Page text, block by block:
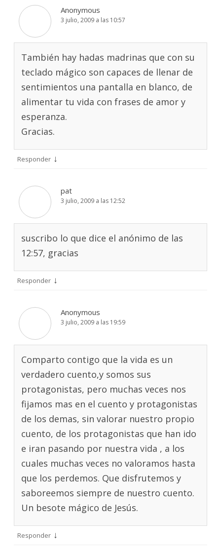
Anonymous
3 julio, 2009 a las 10:57
También hay hadas madrinas que con su
teclado mágico son capaces de llenar de
sentimientos una pantalla en blanco, de
alimentar tu vida con frases de amor y
esperanza.
Gracias.
Responder ↓
pat
3 julio, 2009 a las 12:52
suscribo lo que dice el anónimo de las
12:57, gracias
Responder ↓
Anonymous
3 julio, 2009 a las 19:59
Comparto contigo que la vida es un
verdadero cuento,y somos sus
protagonistas, pero muchas veces nos
fijamos mas en el cuento y protagonistas
de los demas, sin valorar nuestro propio
cuento, de los protagonistas que han ido
e iran pasando por nuestra vida , a los
cuales muchas veces no valoramos hasta
que los perdemos. Que disfrutemos y
saboreemos siempre de nuestro cuento.
Un besote mágico de Jesús.
Responder ↓